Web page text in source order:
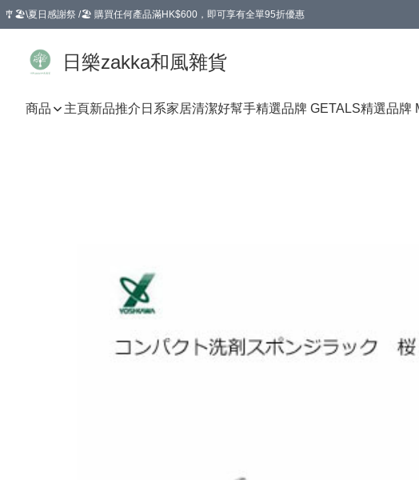
🎐🏖️\夏日感謝祭 /🏖️ 購買任何產品滿HK$600，即可享有全單95折優惠
日樂zakka和風雜貨
商品 主頁新品推介 日系家居清潔好幫手精選品牌 GETALS精選品牌